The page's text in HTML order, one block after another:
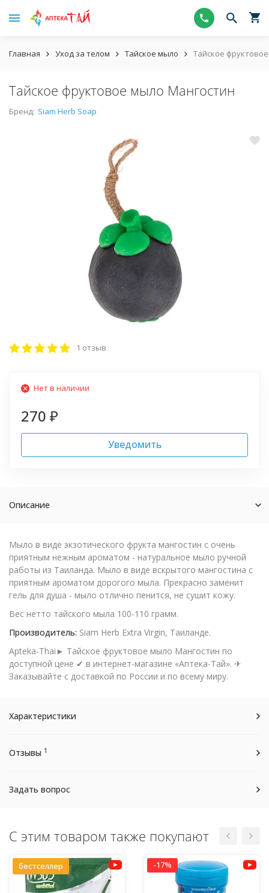
Главная Уход за телом Тайское мыло Тайское
Тайское фруктовое мыло Мангостин
Бренд: Siam Herb Soap
1 отзыв
Нет в наличии
270 ₽
Уведомить
Описание
Мыло в виде экзотического фрукта мангостин с очень
приятным нежным ароматом - натуральное мыло ручной
работы из Таиланда. Мыло в виде вскрытого мангостина с
приятным ароматом дорогого мыла. Прекрасно заменит
гель для душа - мыло отлично пенится, не сушит кожу.
Вес нетто тайского мыла 100-110 грамм.
Производитель: Siam Herb Extra Virgin, Таиланде.
Apteka-Thai► Тайское фруктовое мыло Мангостин по
доступной цене ✔ в интернет-магазине «Аптека-Тай». ✈
Заказывайте с доставкой по России и по всему миру.
Характеристики
Отзывы 1
Задать вопрос
С этим товаром также покупают
бестселлер -17%